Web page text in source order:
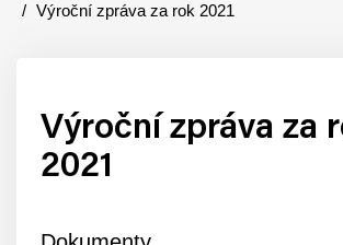
Výroční zpráva za rok 2021
Výroční zpráva za
2021